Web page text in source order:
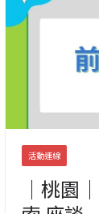
活動連線
｜桃園